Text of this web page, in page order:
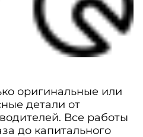
оригинальные или
детали от
Все работы
до капитального